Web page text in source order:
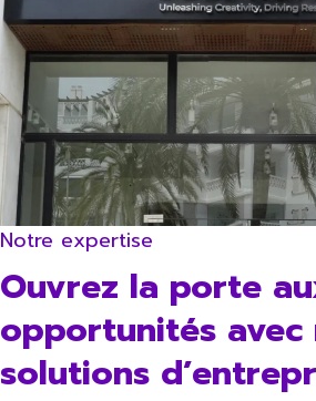
Notre expertise
Ouvrez la porte
opportunités avec
solutions